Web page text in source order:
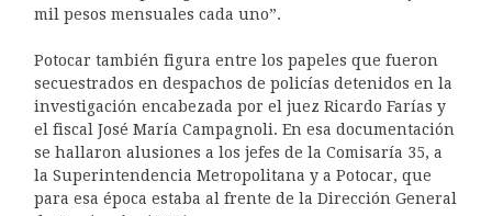
mil pesos mensuales cada uno”.
Potocar también figura entre los papeles que fueron
secuestrados en despachos de policías detenidos en la
investigación encabezada por el juez Ricardo Farías y
el fiscal José María Campagnoli. En esa documentación
se hallaron alusiones a los jefes de la Comisaría 35, a
la Superintendencia Metropolitana y a Potocar, que
para esa época estaba al frente de la Dirección General